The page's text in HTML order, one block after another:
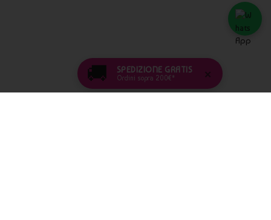
🚚 SPEDIZIONE GRATIS
Ordini sopra 200€* ×